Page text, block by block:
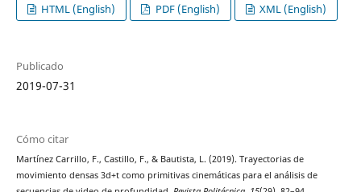
HTML (English) PDF (English) XML (English)
Publicado
2019-07-31
Cómo citar
Martínez Carrillo, F., Castillo, F., & Bautista, L. (2019). Trayectorias de
movimiento densas 3d+t como primitivas cinemáticas para el análisis de